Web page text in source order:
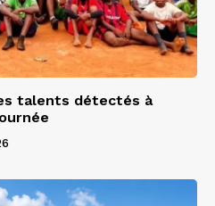
talents détectés à